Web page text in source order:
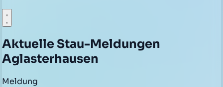
Aktuelle Stau-Meldungen
Aglasterhausen
Meldung